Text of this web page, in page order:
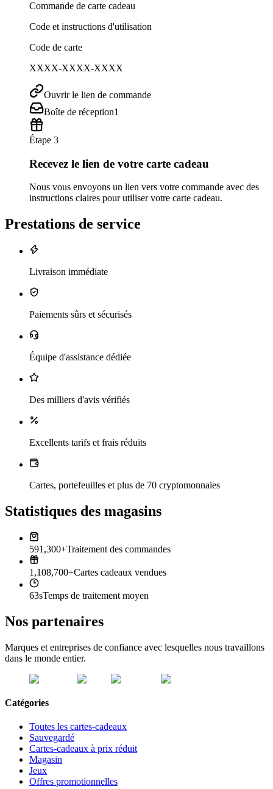
Commande de carte cadeau
Code et instructions d'utilisation
Code de carte
XXXX-XXXX-XXXX
Ouvrir le lien de commande
Boîte de réception1
Étape 3
Recevez le lien de votre carte cadeau
Nous vous envoyons un lien vers votre commande avec des
instructions claires pour utiliser votre carte cadeau.
Prestations de service
Livraison immédiate
Paiements sûrs et sécurisés
Équipe d'assistance dédiée
Des milliers d'avis vérifiés
Excellents tarifs et frais réduits
Cartes, portefeuilles et plus de 70 cryptomonnaies
Statistiques des magasins
591,300+Traitement des commandes
1,108,700+Cartes cadeaux vendues
63sTemps de traitement moyen
Nos partenaires
Marques et entreprises de confiance avec lesquelles nous travaillons
dans le monde entier.
Catégories
Toutes les cartes-cadeaux
Sauvegardé
Cartes-cadeaux à prix réduit
Magasin
Jeux
Offres promotionnelles